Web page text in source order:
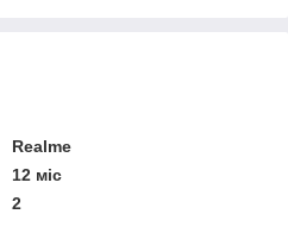
Realme
12 міс
2